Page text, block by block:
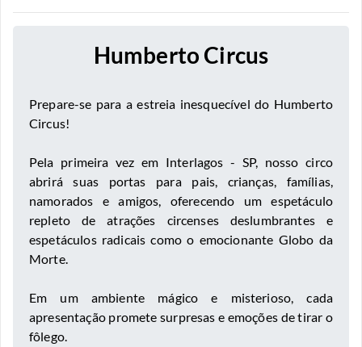
Humberto Circus
Prepare-se para a estreia inesquecível do Humberto
Circus!
Pela primeira vez em Interlagos - SP, nosso circo
abrirá suas portas para pais, crianças, famílias,
namorados e amigos, oferecendo um espetáculo
repleto de atrações circenses deslumbrantes e
espetáculos radicais como o emocionante Globo da
Morte.
Em um ambiente mágico e misterioso, cada
apresentação promete surpresas e emoções de tirar o
fôlego.